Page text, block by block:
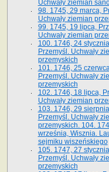
Uchwały ziemian
98. 1745, 29 marca,
Uchwały ziemian
99. 1745, 19 lipca,
Uchwały ziemian
100. 1746, 24
Przemyśl. Uchwały
przemyskich
101. 1746, 25
Przemyśl. Uchwały
przemyskich
102. 1746, 18 lipca,
Uchwały ziemian
103. 1746, 29
Przemyśl. Uchwały
przemyskich. 104.
września, Wisznia.
sejmiku wiszeńskiego
105. 1747, 27
Przemyśl. Uchwały
przemyskich